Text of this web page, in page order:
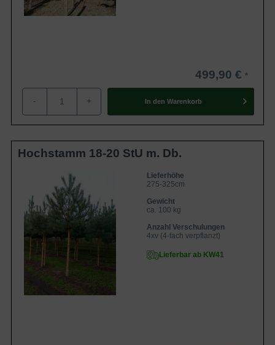
499,90 €
- + In den Warenkorb
Hochstamm 18-20 StU m. Db.
Lieferhöhe
275-325cm
Gewicht
ca. 100 kg
Anzahl Verschulungen
4xv (4-fach verpflanzt)
Lieferbar ab KW41